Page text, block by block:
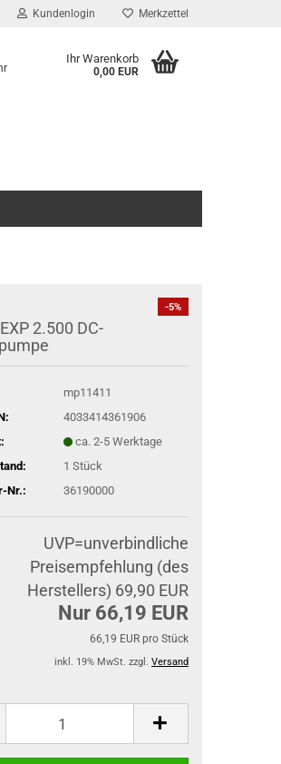
Kundenlogin Merkzettel
Ihr Warenkorb
0,00 EUR
-5%
2.500 DC-
mp11411
4033414361906
ca. 2-5 Werktage
1 Stück
Nr.:
36190000
UVP=unverbindliche
Preisempfehlung (des
Herstellers) 69,90 EUR
Nur 66,19 EUR
66,19 EUR pro Stück
inkl. 19% MwSt. zzgl. Versand